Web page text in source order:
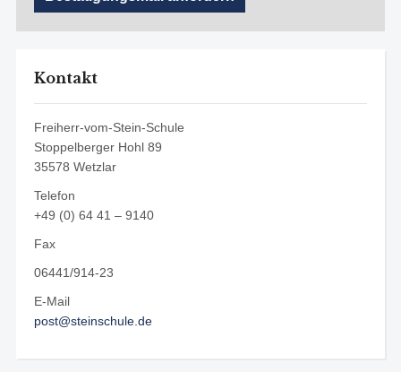
Kontakt
Freiherr-vom-Stein-Schule
Stoppelberger Hohl 89
35578 Wetzlar
Telefon
+49 (0) 64 41 – 9140
Fax
06441/914-23
E-Mail
post@steinschule.de